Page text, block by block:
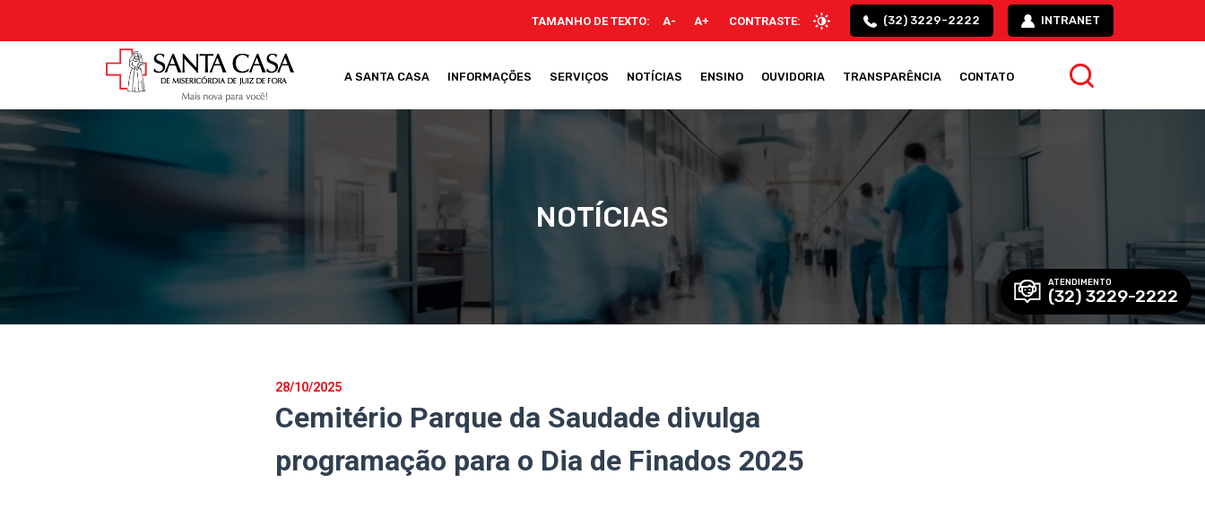
ATENDIMENTO
(32) 3229-2222
TAMANHO DE TEXTO: A- A+ CONTRASTE: (32) 3229-2222 INTRANET
A SANTA CASA INFORMAÇÕES SERVIÇOS NOTÍCIAS ENSINO OUVIDORIA TRANSPARÊNCIA CONTATO
NOTÍCIAS
28/10/2025
Cemitério Parque da Saudade divulga
programação para o Dia de Finados 2025